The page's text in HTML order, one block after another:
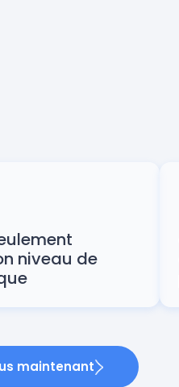
niveau de
maintenant